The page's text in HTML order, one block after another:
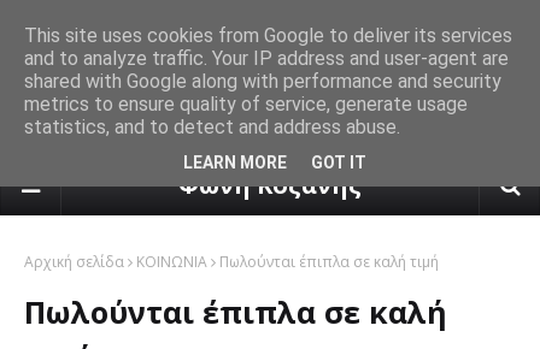
πρόγνωση καιρού από το
Φωνή Κοζάνης
Αρχική σελίδα ΚΟΙΝΩΝΙΑ Πωλούνται έπιπλα σε καλή τιμή
Πωλούνται έπιπλα σε καλή
This site uses cookies from Google to deliver its services
and to analyze traffic. Your IP address and user-agent are
shared with Google along with performance and security
metrics to ensure quality of service, generate usage
statistics, and to detect and address abuse.
LEARN MORE GOT IT